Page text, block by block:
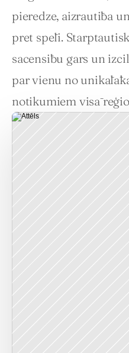
pieredze, aizrautība
pret spēli.
sacensību gars un
par vienu no
notikumiem visā